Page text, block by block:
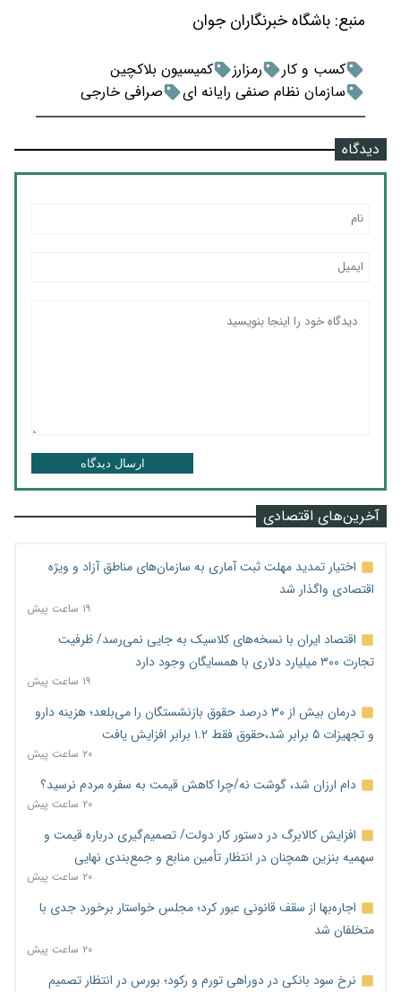
منبع: باشگاه خبرنگاران جوان
کسب و کار رمزارز
کمیسیون بلاکچین
سازمان نظام صنفی رایانه ای
صرافی خارجی
دیدگاه
ارسال دیدگاه
آخرین‌های اقتصادی
اختیار تمدید مهلت ثبت آماری به سازمان‌های مناطق آزاد و ویژه
اقتصادی واگذار شد
۱۹ ساعت پیش
اقتصاد ایران با نسخه‌های کلاسیک به جایی نمی‌رسد/ ظرفیت
تجارت ۳۰۰ میلیارد دلاری با همسایگان وجود دارد
۱۹ ساعت پیش
درمان بیش از ۳۰ درصد حقوق بازنشستگان را می‌بلعد؛ هزینه دارو
و تجهیزات ۵ برابر شد،حقوق فقط ۱.۲ برابر افزایش یافت
۲۰ ساعت پیش
دام ارزان شد، گوشت نه/چرا کاهش قیمت به سفره مردم نرسید؟
۲۰ ساعت پیش
افزایش کالابرگ در دستور کار دولت/ تصمیم‌گیری درباره قیمت و
سهمیه بنزین همچنان در انتظار تأمین منابع و جمع‌بندی نهایی
۲۰ ساعت پیش
اجاره‌بها از سقف قانونی عبور کرد؛ مجلس خواستار برخورد جدی با
متخلفان شد
۲۰ ساعت پیش
نرخ سود بانکی در دوراهی تورم و رکود؛ بورس در انتظار تصمیم